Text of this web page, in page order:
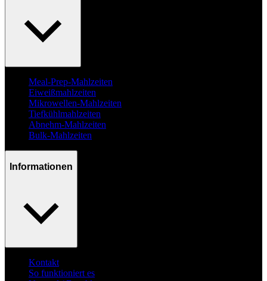
Meal-Prep-Mahlzeiten
Eiweißmahlzeiten
Mikrowellen-Mahlzeiten
Tiefkühlmahlzeiten
Abnehm-Mahlzeiten
Bulk-Mahlzeiten
Informationen
Kontakt
So funktioniert es